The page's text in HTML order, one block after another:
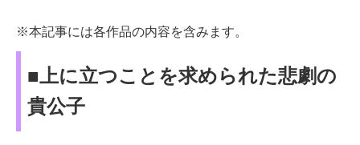
※本記事には各作品の内容を含みます。
■上に立つことを求められた悲劇の
貴公子